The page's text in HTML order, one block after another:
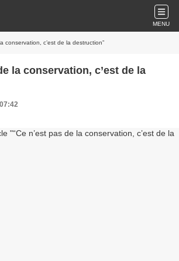
MENU
conservation, c’est de la destruction”
la conservation, c’est de la